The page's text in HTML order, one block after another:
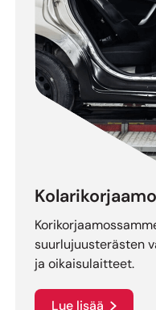
Kolarikorjaamo
suurlujuusterästen
ja oikaisulaitteet.
Lue lisää